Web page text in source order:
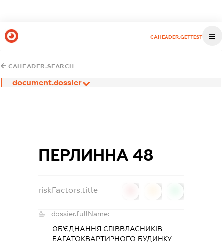
CAHEADER.GETTEST
CAHEADER.SEARCH
document.dossier
ПЕРЛИННА 48
riskFactors.title
dossier.fullName:
ОБ'ЄДНАННЯ СПІВВЛАСНИКІВ
БАГАТОКВАРТИРНОГО БУДИНКУ